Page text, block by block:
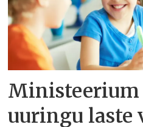
uuringu laste